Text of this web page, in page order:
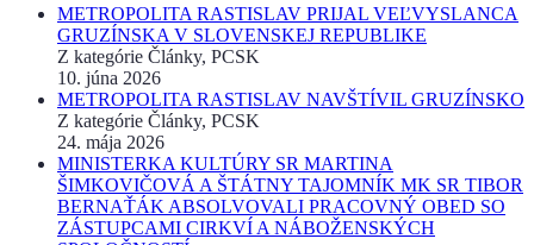
METROPOLITA RASTISLAV PRIJAL VEĽVYSLANCA
GRUZÍNSKA V SLOVENSKEJ REPUBLIKE
Z kategórie Články, PCSK
10. júna 2026
METROPOLITA RASTISLAV NAVŠTÍVIL GRUZÍNSKO
Z kategórie Články, PCSK
24. mája 2026
MINISTERKA KULTÚRY SR MARTINA
ŠIMKOVIČOVÁ A ŠTÁTNY TAJOMNÍK MK SR TIBOR
BERNAŤÁK ABSOLVOVALI PRACOVNÝ OBED SO
ZÁSTUPCAMI CIRKVÍ A NÁBOŽENSKÝCH